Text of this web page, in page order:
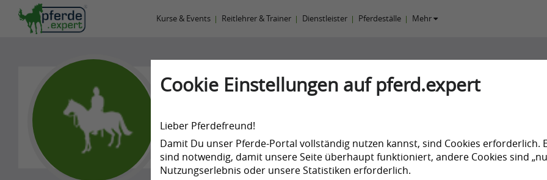
Cookie Einstellungen auf pferd.expert
Lieber Pferdefreund!
Damit Du unser Pferde-Portal vollständig nutzen kannst, sind Cookies erforderlich.
sind notwendig, damit unsere Seite überhaupt funktioniert, andere Cookies sind
Nutzungserlebnis oder unsere Statistiken erforderlich.
Kurse & Events Reitlehrer & Trainer Dienstleister Pferdeställe Mehr
-